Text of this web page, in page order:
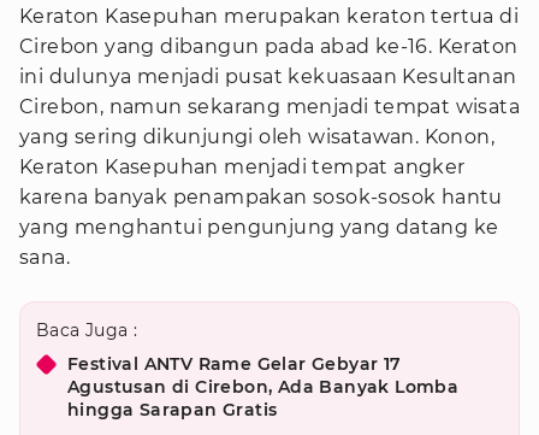
Keraton Kasepuhan merupakan keraton tertua di
Cirebon yang dibangun pada abad ke-16. Keraton
ini dulunya menjadi pusat kekuasaan Kesultanan
Cirebon, namun sekarang menjadi tempat wisata
yang sering dikunjungi oleh wisatawan. Konon,
Keraton Kasepuhan menjadi tempat angker
karena banyak penampakan sosok-sosok hantu
yang menghantui pengunjung yang datang ke
sana.
Baca Juga :
Festival ANTV Rame Gelar Gebyar 17
Agustusan di Cirebon, Ada Banyak Lomba
hingga Sarapan Gratis